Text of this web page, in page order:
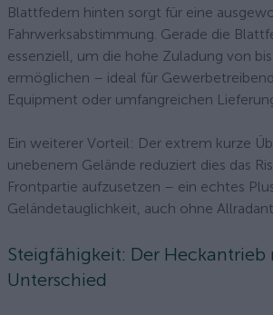
Blattfedern hinten sorgt für eine
Fahrwerksabstimmung. Gerade die
essenziell, um die hohe Zuladung von
ermöglichen – ideal für
Equipment oder umfangreichen
Ein weiterer Vorteil: Der extrem kurze
unebenem Gelände reduziert dies das
Frontpartie aufzusetzen – ein echtes
Geländetauglichkeit, auch ohne
Steigfähigkeit: Der Heckantrieb
Unterschied